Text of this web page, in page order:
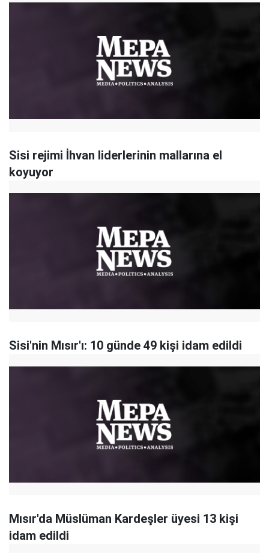
Sisi rejimi İhvan liderlerinin mallarına el
koyuyor
Sisi'nin Mısır'ı: 10 günde 49 kişi idam edildi
Mısır'da Müslüman Kardeşler üyesi 13 kişi
idam edildi